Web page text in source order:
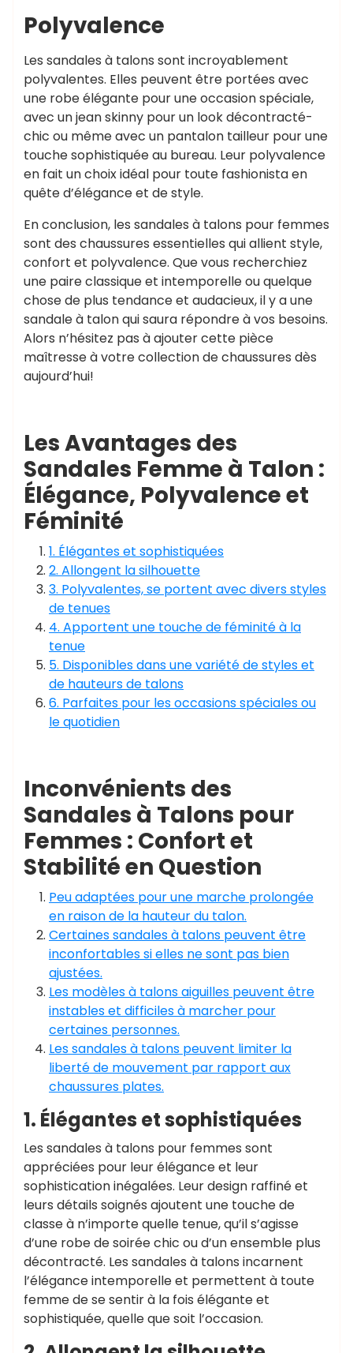
Polyvalence
Les sandales à talons sont incroyablement
polyvalentes. Elles peuvent être portées avec
une robe élégante pour une occasion spéciale,
avec un jean skinny pour un look décontracté-
chic ou même avec un pantalon tailleur pour une
touche sophistiquée au bureau. Leur polyvalence
en fait un choix idéal pour toute fashionista en
quête d’élégance et de style.
En conclusion, les sandales à talons pour femmes
sont des chaussures essentielles qui allient style,
confort et polyvalence. Que vous recherchiez
une paire classique et intemporelle ou quelque
chose de plus tendance et audacieux, il y a une
sandale à talon qui saura répondre à vos besoins.
Alors n’hésitez pas à ajouter cette pièce
maîtresse à votre collection de chaussures dès
aujourd’hui!
Les Avantages des
Sandales Femme à Talon :
Élégance, Polyvalence et
Féminité
1. Élégantes et sophistiquées
2. Allongent la silhouette
3. Polyvalentes, se portent avec divers styles
de tenues
4. Apportent une touche de féminité à la
tenue
5. Disponibles dans une variété de styles et
de hauteurs de talons
6. Parfaites pour les occasions spéciales ou
le quotidien
Inconvénients des
Sandales à Talons pour
Femmes : Confort et
Stabilité en Question
Peu adaptées pour une marche prolongée
en raison de la hauteur du talon.
Certaines sandales à talons peuvent être
inconfortables si elles ne sont pas bien
ajustées.
Les modèles à talons aiguilles peuvent être
instables et difficiles à marcher pour
certaines personnes.
Les sandales à talons peuvent limiter la
liberté de mouvement par rapport aux
chaussures plates.
1. Élégantes et sophistiquées
Les sandales à talons pour femmes sont
appréciées pour leur élégance et leur
sophistication inégalées. Leur design raffiné et
leurs détails soignés ajoutent une touche de
classe à n’importe quelle tenue, qu’il s’agisse
d’une robe de soirée chic ou d’un ensemble plus
décontracté. Les sandales à talons incarnent
l’élégance intemporelle et permettent à toute
femme de se sentir à la fois élégante et
sophistiquée, quelle que soit l’occasion.